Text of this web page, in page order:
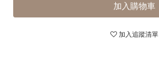
加入購物車
加入追蹤清單